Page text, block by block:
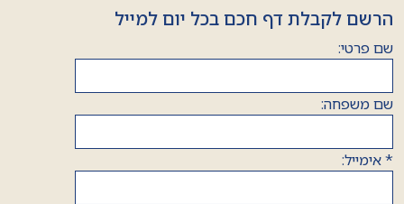
הרשם לקבלת דף חכם בכל יום למייל
שם פרטי:
שם משפחה:
*אימייל: